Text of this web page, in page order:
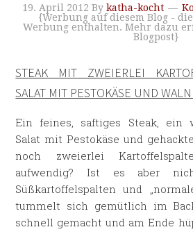
19. April 2012 By katha-kocht
{Werbung auf diesem Blog -
Werbung enthalten. Mehr dazu
Blogpost}
STEAK MIT ZWEIERLEI
SALAT MIT PESTOKÄSE UND
Ein feines, saftiges Steak, ein
Salat mit Pestokäse und
noch zweierlei
aufwendig? Ist es aber
Süßkartoffelspalten und
tummelt sich gemütlich im
schnell gemacht und am Ende